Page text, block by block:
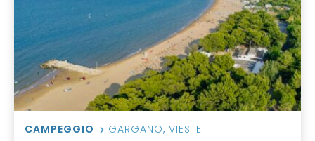
CAMPEGGIO GARGANO, VIESTE